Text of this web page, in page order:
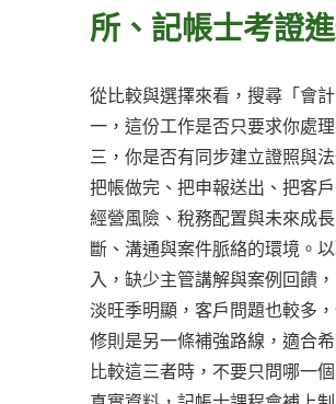
所、記帳士考證
從比較與選擇來看，搜尋「會
一，這份工作是否只要求你處
三，你是否有同步建立證照與
把帳做完、把申報送出、把客
經營風險、稅務配置與未來成
斷、溝通與案件脈絡的環境。
入，缺少主管講解與案例回饋
淡旺季明顯，客戶問題也較多
修則是另一條補強路線，適合
比較這三者時，不要只問哪一